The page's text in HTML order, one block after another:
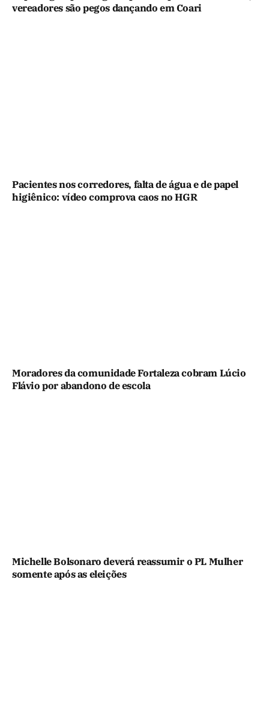
vereadores são pegos dançando em Coari
Pacientes nos corredores, falta de água e de papel
higiênico: vídeo comprova caos no HGR
Moradores da comunidade Fortaleza cobram Lúcio
Flávio por abandono de escola
Michelle Bolsonaro deverá reassumir o PL Mulher
somente após as eleições